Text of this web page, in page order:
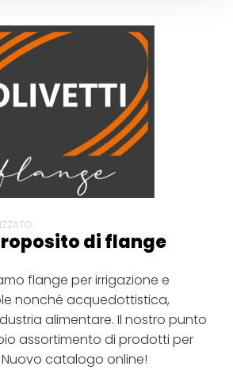
di flange
flange per irrigazione e
nonché acquedottistica,
alimentare. Il nostro punto
assortimento di prodotti per
Nuovo catalogo online!